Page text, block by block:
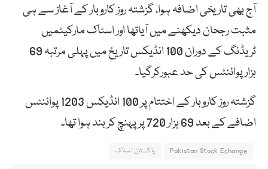
آج بھی تاریخی اضافہ ہوا، گزشتہ روز کاروبار کے آغاز سے ہی
مثبت رجحان دیکھنے میں آیاتھا اور اسٹاک مارکیٹمیں
ٹریڈنگ کے دوران 100 انڈیکس تاریخ میں پہلی مرتبہ 69
ہزارپوائنٹس کی حد عبورکرگیا۔
گزشتہ روز کاروبار کے اختتام پر 100 انڈیکس 1203 پوائنٹس
اضافے کے بعد 69 ہزار 720 پر پہنچ کر بند ہوا تھا۔
Pakistan Stock Echange پاکستان اسٹاک